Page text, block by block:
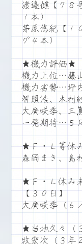
渡邉健【７８
１本）
茅原悠紀【１
グ４本）
★機力評価★
機力上位…藤
機力劣勢…坪
智照浩、木村
大廣咲季、三
一発期待…５
★Ｆ・Ｌ等休
森岡まき、島
★Ｆ・Ｌ休み
【３０日】
大廣咲季（６
★当地久々（
牧宏次（３年